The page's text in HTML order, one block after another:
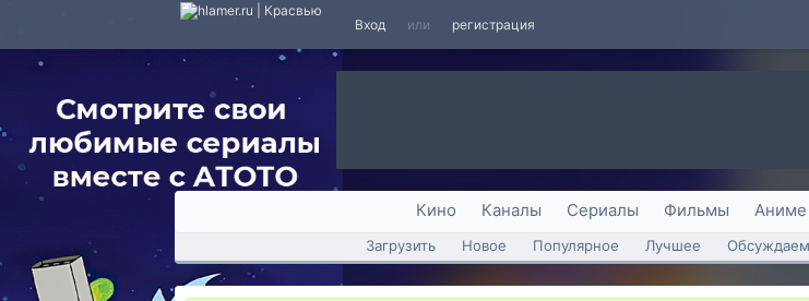
Вход или регистрация
Кино Каналы Сериалы Фильмы Аниме
Загрузить Новое Популярное Лучшее